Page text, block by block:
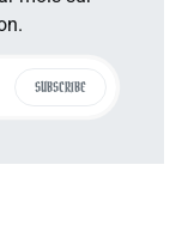
SUBSCRIBE